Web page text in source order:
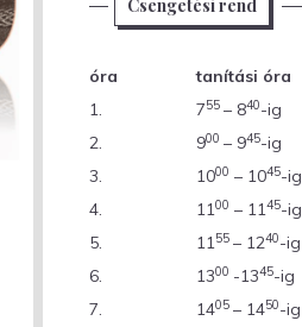
Csengetési rend
óra
tanítási óra
1.
755 – 840-ig
2.
900 – 945-ig
3.
1000 – 1045-ig
4.
1100 – 1145-ig
5.
1155 – 1240-ig
6.
1300 -1345-ig
7.
1405 – 1450-ig